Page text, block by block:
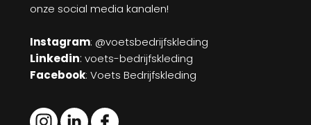
onze social media kanalen!
Instagram: @voetsbedrijfskleding
Linkedin: voets-bedrijfskleding
Facebook: Voets Bedrijfskleding